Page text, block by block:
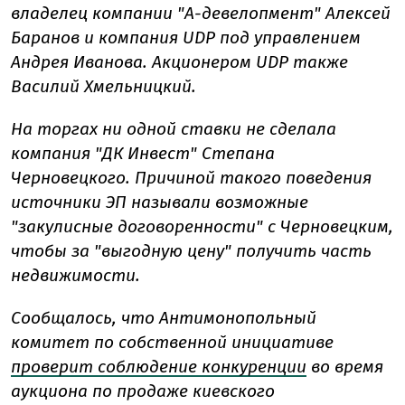
владелец компании "А-девелопмент" Алексей
Баранов и компания UDP под управлением
Андрея Иванова. Акционером UDP также
Василий Хмельницкий.
На торгах ни одной ставки не сделала
компания "ДК Инвест" Степана
Черновецкого. Причиной такого поведения
источники ЭП называли возможные
"закулисные договоренности" с Черновецким,
чтобы за "выгодную цену" получить часть
недвижимости.
Сообщалось, что Антимонопольный
комитет по собственной инициативе
проверит соблюдение конкуренции во время
аукциона по продаже киевского